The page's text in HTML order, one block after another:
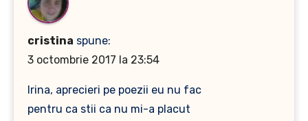
cristina spune:
3 octombrie 2017 la 23:54
Irina, aprecieri pe poezii eu nu fac
pentru ca stii ca nu mi-a placut